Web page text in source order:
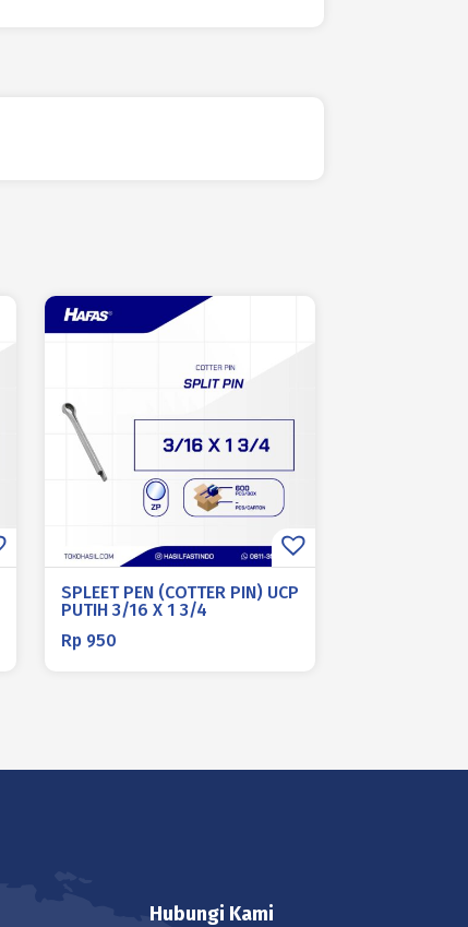
SPLEET PEN (COTTER PIN) UCP
PUTIH 3/16 X 1 3/4
Rp 950
Hubungi Kami